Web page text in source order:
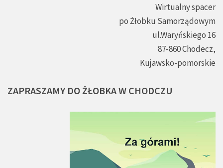
Wirtualny spacer
po Żłobku Samorządowym
ul.Waryńskiego 16
87-860 Chodecz,
Kujawsko-pomorskie
ZAPRASZAMY DO ŻŁOBKAW CHODCZU